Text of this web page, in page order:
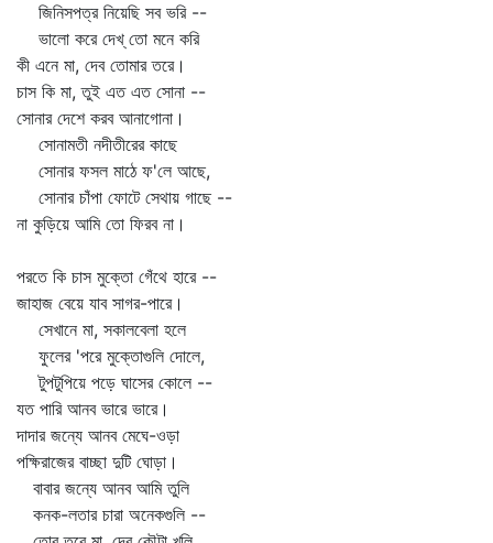
জিনিসপত্র নিয়েছি সব ভরি --
ভালো করে দেখ্‌ তো মনে করি
কী এনে মা, দেব তোমার তরে।
চাস কি মা, তুই এত এত সোনা --
সোনার দেশে করব আনাগোনা।
সোনামতী নদীতীরের কাছে
সোনার ফসল মাঠে ফ'লে আছে,
সোনার চাঁপা ফোটে সেথায় গাছে --
না কুড়িয়ে আমি তো ফিরব না।
পরতে কি চাস মুক্তো গেঁথে হারে --
জাহাজ বেয়ে যাব সাগর-পারে।
সেখানে মা, সকালবেলা হলে
ফুলের 'পরে মুক্তোগুলি দোলে,
টুপটুপিয়ে পড়ে ঘাসের কোলে --
যত পারি আনব ভারে ভারে।
দাদার জন্যে আনব মেঘে-ওড়া
পক্ষিরাজের বাচ্ছা দুটি ঘোড়া।
বাবার জন্যে আনব আমি তুলি
কনক-লতার চারা অনেকগুলি --